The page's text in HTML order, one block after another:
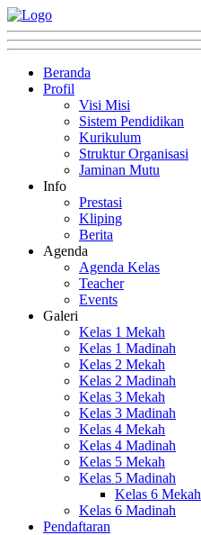
Beranda
Profil
Visi Misi
Sistem Pendidikan
Kurikulum
Struktur Organisasi
Jaminan Mutu
Info
Prestasi
Kliping
Berita
Agenda
Agenda Kelas
Teacher
Events
Galeri
Kelas 1 Mekah
Kelas 1 Madinah
Kelas 2 Mekah
Kelas 2 Madinah
Kelas 3 Mekah
Kelas 3 Madinah
Kelas 4 Mekah
Kelas 4 Madinah
Kelas 5 Mekah
Kelas 5 Madinah
Kelas 6 Mekah
Kelas 6 Madinah
Pendaftaran